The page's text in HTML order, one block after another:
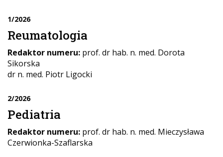
1/2026
Reumatologia
Redaktor numeru: prof. dr hab. n. med. Dorota
Sikorska
dr n. med. Piotr Ligocki
2/2026
Pediatria
Redaktor numeru: prof. dr hab. n. med. Mieczysława
Czerwionka-Szaflarska